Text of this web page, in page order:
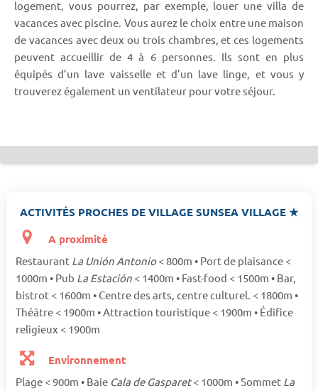
logement, vous pourrez, par exemple, louer une villa de
vacances avec piscine. Vous aurez le choix entre une maison
de vacances avec deux ou trois chambres, et ces logements
peuvent accueillir de 4 à 6 personnes. Ils sont en plus
équipés d’un lave vaisselle et d’un lave linge, et vous y
trouverez également un ventilateur pour votre séjour.
ACTIVITÉS PROCHES DE VILLAGE SUNSEA VILLAGE ★
A proximité
Restaurant La Unión Antonio< 800m • Port de plaisance <
1000m • Pub La Estación < 1400m • Fast-food < 1500m • Bar,
bistrot < 1600m • Centre des arts, centre culturel. < 1800m •
Théâtre < 1900m • Attraction touristique < 1900m • Édifice
religieux < 1900m
Environnement
Plage < 900m • Baie Cala de Gasparet< 1000m • Sommet La